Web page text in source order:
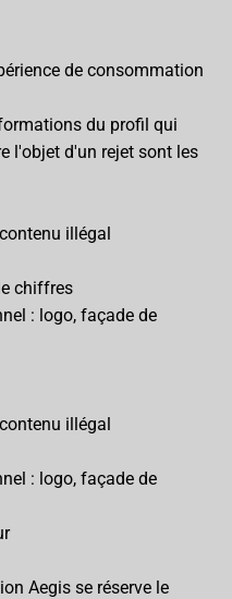
de consommation
du profil qui
l'objet d'un rejet sont les
illégal
chiffres
: logo, façade de
illégal
: logo, façade de
Aegis se réserve le